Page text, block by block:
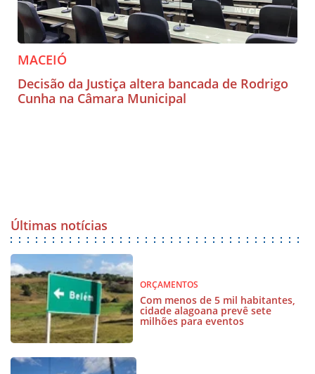
MACEIÓ
Decisão da Justiça altera bancada de Rodrigo
Cunha na Câmara Municipal
Últimas notícias
ORÇAMENTOS
Com menos de 5 mil habitantes,
cidade alagoana prevê sete
milhões para eventos